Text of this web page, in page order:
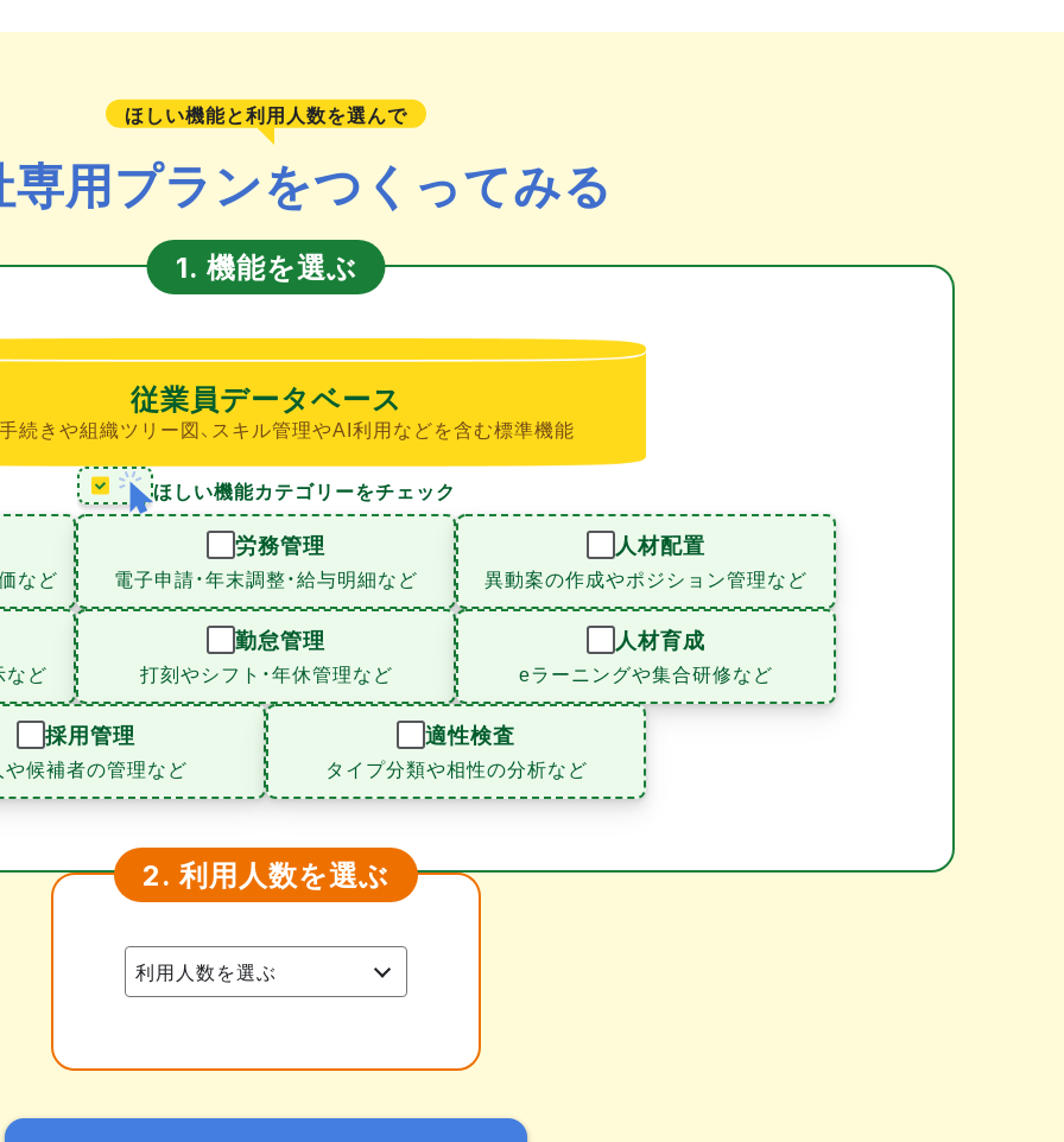
ほしい機能と利用人数を選んで
専用プランをつくってみる
1. 機能を選ぶ
従業員データベース
続きや組織ツリー図、スキル管理やAI利用などを含む標準機能
ほしい機能カテゴリーをチェック
など
労務管理
電子申請・年末調整・給与明細など
人材配置
異動案の作成やポジション管理など
など
勤怠管理
打刻やシフト・年休管理など
人材育成
eラーニングや集合研修など
採用管理
候補者の管理など
適性検査
タイプ分類や相性の分析など
2. 利用人数を選ぶ